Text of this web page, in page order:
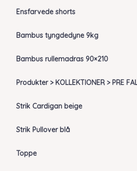
Ensfarvede shorts
Bambus tyngdedyne 9kg
Bambus rullemadras 90×210
Produkter > KOLLEKTIONER > PRE
Strik Cardigan beige
Strik Pullover blå
Toppe